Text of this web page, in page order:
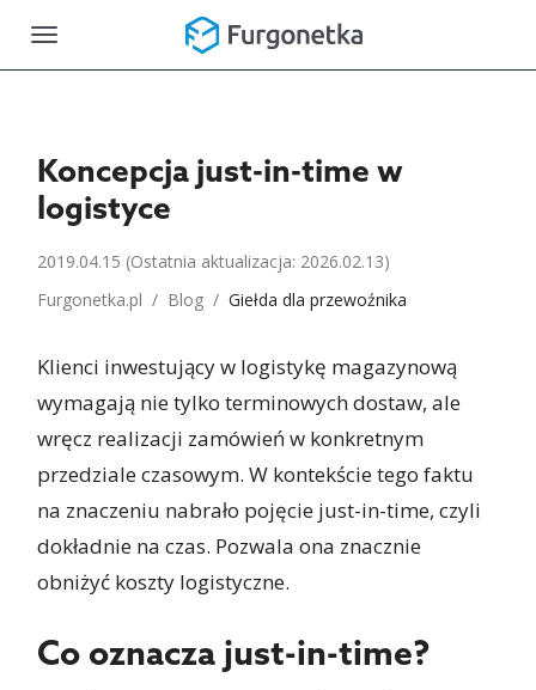
Toggle
Koncepcja just-in-time w
logistyce
2019.04.15 (Ostatnia aktualizacja: 2026.02.13)
Furgonetka.pl / Blog /Giełda dla przewoźnika
Klienci inwestujący w logistykę magazynową
wymagają nie tylko terminowych dostaw, ale
wręcz realizacji zamówień w konkretnym
przedziale czasowym. W kontekście tego faktu
na znaczeniu nabrało pojęcie just-in-time, czyli
dokładnie na czas. Pozwala ona znacznie
obniżyć koszty logistyczne.
Co oznacza just-in-time?